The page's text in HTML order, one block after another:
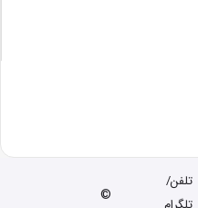
تلفن/
©